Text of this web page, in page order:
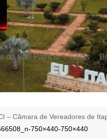
do São Patrício Goiás
– Câmara de Vereadores de
750×440-750×440